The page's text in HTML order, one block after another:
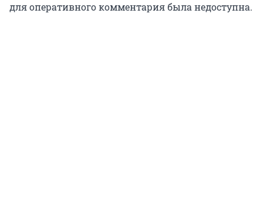
для оперативного комментария была недоступна.